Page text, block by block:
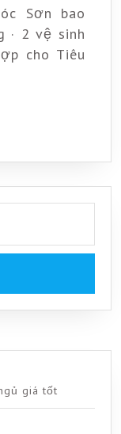
Sơn bao
· 2 vệ sinh
cho Tiêu
giá tốt